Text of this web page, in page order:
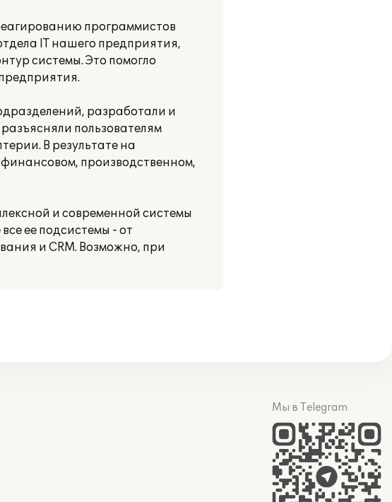
программистов
IT нашего предприятия,
системы. Это помогло
разработали и
пользователям
В результате на
производственном,
и современной системы
ее подсистемы - от
и CRM. Возможно, при
Мы в Telegram